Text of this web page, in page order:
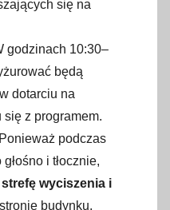
się na
godzinach 10:30–
będą
dotarciu na
z programem.
Ponieważ podczas
i tłocznie,
strefę wyciszenia i
budynku.